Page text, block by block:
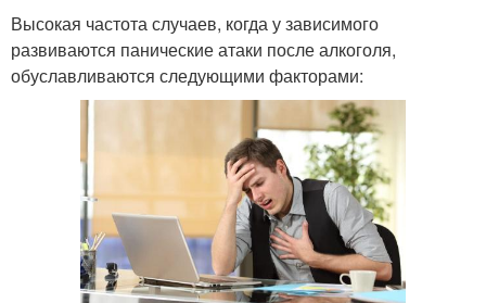
Высокая частота случаев, когда у зависимого
развиваются панические атаки после алкоголя,
обуславливаются следующими факторами: